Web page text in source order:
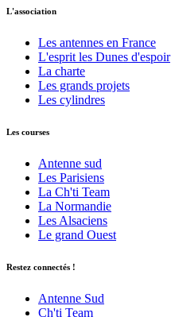
L'association
Les antennes en France
L'esprit les Dunes d'espoir
La charte
Les grands projets
Les cylindres
Les courses
Antenne sud
Les Parisiens
La Ch'ti Team
La Normandie
Les Alsaciens
Le grand Ouest
Restez connectés !
Antenne Sud
Ch'ti Team